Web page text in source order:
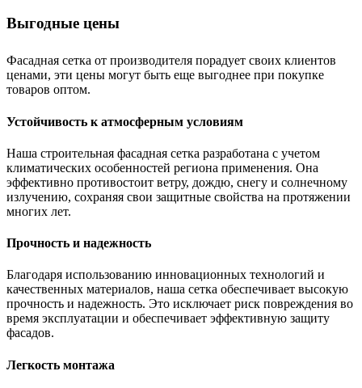
Выгодные цены
Фасадная сетка от производителя порадует своих клиентов
ценами, эти цены могут быть еще выгоднее при покупке
товаров оптом.
Устойчивость к атмосферным условиям
Наша строительная фасадная сетка разработана с учетом
климатических особенностей региона применения. Она
эффективно противостоит ветру, дождю, снегу и солнечному
излучению, сохраняя свои защитные свойства на протяжении
многих лет.
Прочность и надежность
Благодаря использованию инновационных технологий и
качественных материалов, наша сетка обеспечивает высокую
прочность и надежность. Это исключает риск повреждения во
время эксплуатации и обеспечивает эффективную защиту
фасадов.
Легкость монтажа